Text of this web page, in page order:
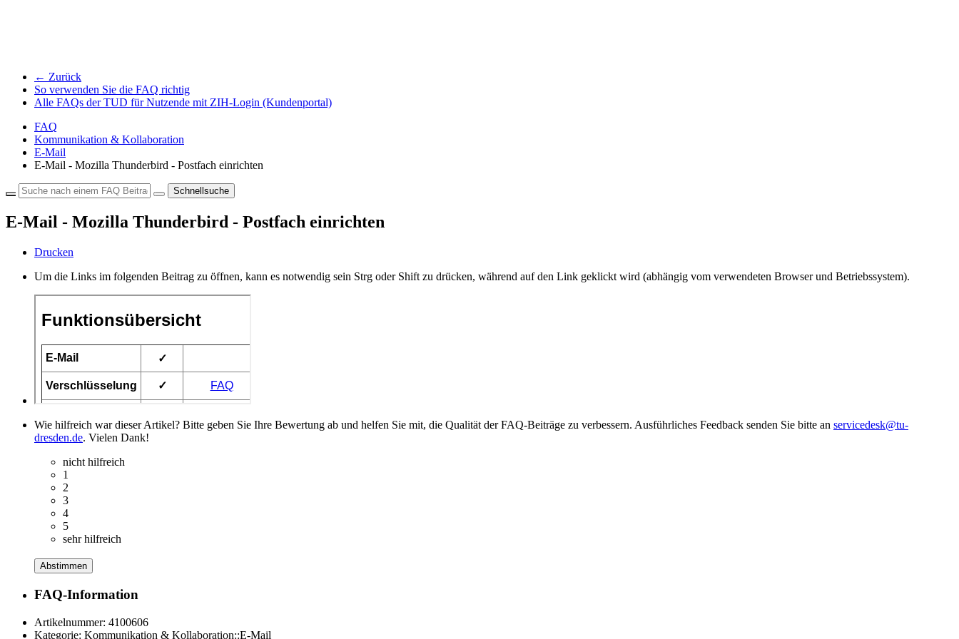
← Zurück
So verwenden Sie die FAQ richtig
Alle FAQs der TUD für Nutzende mit ZIH-Login (Kundenportal)
FAQ
Kommunikation & Kollaboration
E-Mail
E-Mail - Mozilla Thunderbird - Postfach einrichten
Schnellsuche
E-Mail - Mozilla Thunderbird - Postfach einrichten
Drucken
Um die Links im folgenden Beitrag zu öffnen, kann es notwendig sein Strg oder Shift zu drücken, während auf den Link geklickt wird (abhängig vom verwendeten Browser und Betriebssystem).
Wie hilfreich war dieser Artikel? Bitte geben Sie Ihre Bewertung ab und helfen Sie mit, die Qualität der FAQ-Beiträge zu verbessern. Ausführliches Feedback senden Sie bitte an servicedesk@tu-
dresden.de. Vielen Dank!
nicht hilfreich
1
2
3
4
5
sehr hilfreich
Abstimmen
FAQ-Information
Artikelnummer: 4100606
Kategorie: Kommunikation & Kollaboration::E-Mail